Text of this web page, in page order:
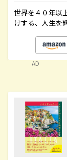
世界を４０年以
けする、人生を
AD